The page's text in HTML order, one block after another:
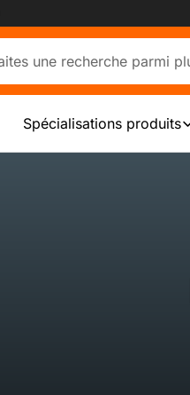
Spécialisations produits